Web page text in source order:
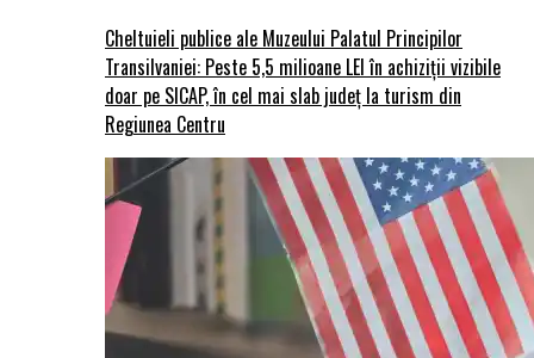
Cheltuieli publice ale Muzeului Palatul Principilor
Transilvaniei: Peste 5,5 milioane LEI în achiziții vizibile
doar pe SICAP, în cel mai slab județ la turism din
Regiunea Centru